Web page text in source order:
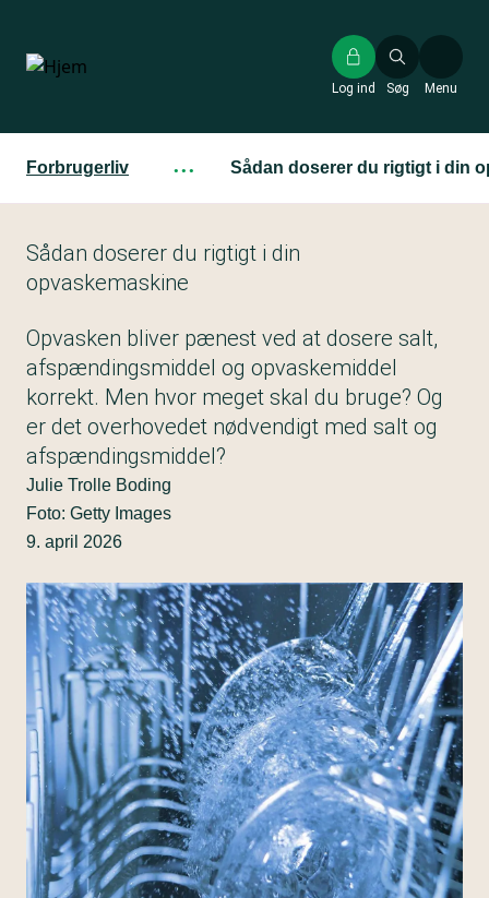
hovedindhold
Søg
Log ind Menu
Forbrugerliv ··· Sådan doserer du rigtigt i din
Sådan doserer du rigtigt i din
opvaskemaskine
Opvasken bliver pænest ved at dosere salt,
afspændingsmiddel og opvaskemiddel
korrekt. Men hvor meget skal du bruge? Og
er det overhovedet nødvendigt med salt og
afspændingsmiddel?
Julie Trolle Boding
Foto: Getty Images
9. april 2026